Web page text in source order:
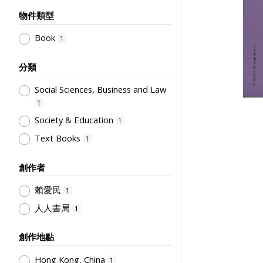
物件類型
Book 1
分類
Social Sciences, Business and Law
1
Society & Education 1
Text Books 1
創作者
賴愛民
1
人人書局 1
創作地點
Hong Kong, China
1